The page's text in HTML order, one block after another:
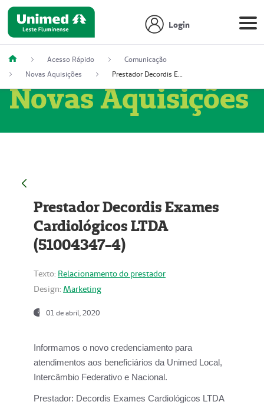
Login
Acesso Rápido
Comunicação
Novas Aquisições
Prestador Decordis Exames Cardiológicos LTDA (51004347-4)
Novas Aquisições
Prestador Decordis Exames
Cardiológicos LTDA
(51004347-4)
Texto: Relacionamento do prestador
Design: Marketing
01 de abril, 2020
Informamos o novo credenciamento para
atendimentos aos beneficiários da Unimed Local,
Intercâmbio Federativo e Nacional.
Prestador: Decordis Exames Cardiológicos LTDA